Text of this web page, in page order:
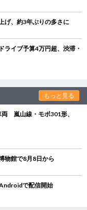
げ、約3年ぶりの多さに
イブ予算4万円超、渋滞・
もっと見る
嵐山線・モボ301形、
物館で8月8日から
で配信開始